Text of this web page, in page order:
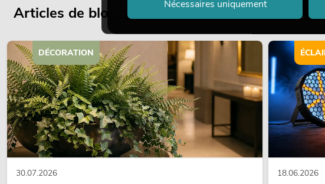
Articles de blog actuels
30.07.2026
DÉCORATION
18.06.2026
Nécessaires uniquement